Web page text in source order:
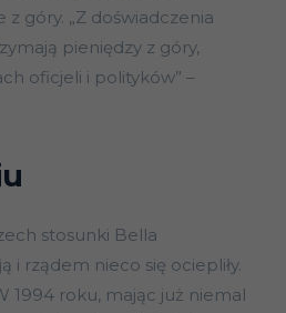
góry. „Z doświadczenia
pieniędzy z góry,
oficjeli i polityków” –
stosunki Bella
i rządem nieco się ociepliły.
1994 roku, mając już niemal